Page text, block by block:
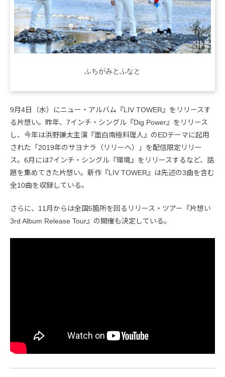
ふちがみとふなと
9月4日（水）にニュー・アルバム『LIV TOWER』をリリースす
る片想い。昨年、7インチ・シングル『Dig Power』をリリース
し、今年は浜野謙太主演『面白南極料理人』のEDテーマに起用
された「2019年のサヨナラ（リリーへ）」を配信限定リリー
ス。6月には7インチ・シングル『環境』をリリースするなど、話
題を集めてきた片想い。新作『LIV TOWER』は先述の3曲を含む
全10曲を収録している。
さらに、11月からは全国5箇所を回るリリース・ツアー『片想い
3rd Album Release Tour』の開催も決定している。